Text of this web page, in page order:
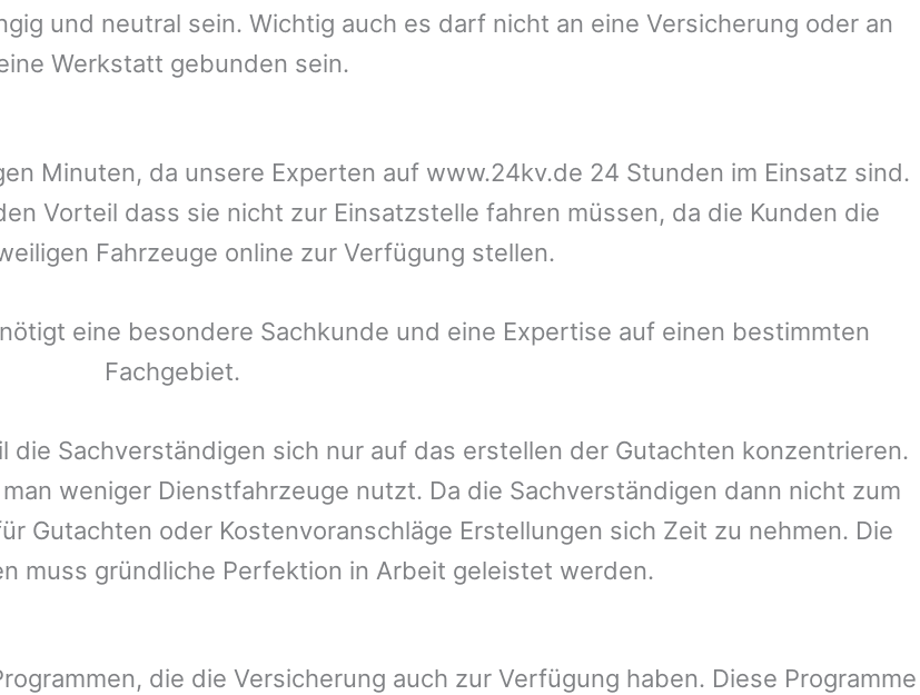
und neutral sein. Wichtig auch es darf nicht an eine Versicherung oder an
Werkstatt gebunden sein.
Minuten, da unsere Experten auf www.24kv.de 24 Stunden im Einsatz sind.
Vorteil dass sie nicht zur Einsatzstelle fahren müssen, da die Kunden die
Fahrzeuge online zur Verfügung stellen.
eine besondere Sachkunde und eine Expertise auf einen bestimmten
Fachgebiet.
Sachverständigen sich nur auf das erstellen der Gutachten konzentrieren.
weniger Dienstfahrzeuge nutzt. Da die Sachverständigen dann nicht zum
Gutachten oder Kostenvoranschläge Erstellungen sich Zeit zu nehmen. Die
muss gründliche Perfektion in Arbeit geleistet werden.
die die Versicherung auch zur Verfügung haben. Diese Programme